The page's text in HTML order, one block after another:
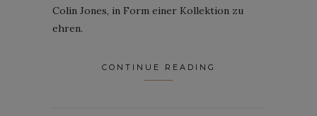
Colin Jones, in Form einer Kollektion zu
ehren.
CONTINUE READING